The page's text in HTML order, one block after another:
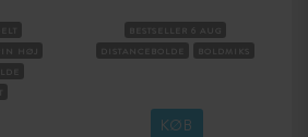
HØJ
BESTSELLER 6 AUG
DISTANCEBOLDE
BOLDMIKS
KØB